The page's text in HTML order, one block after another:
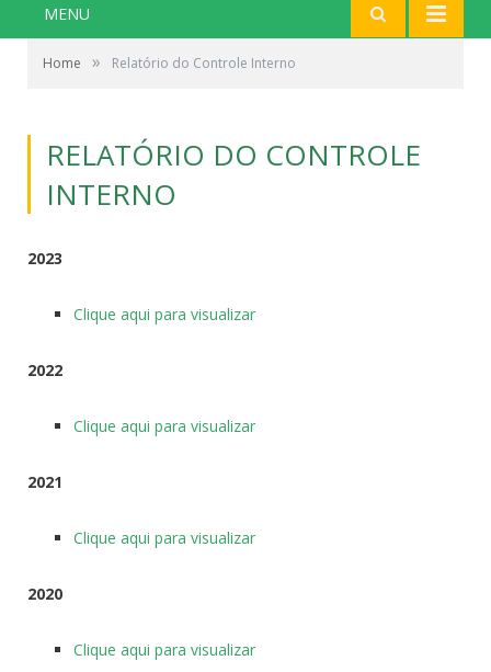
MENU
Home » Relatório do Controle Interno
RELATÓRIO DO CONTROLE
INTERNO
2023
Clique aqui para visualizar
2022
Clique aqui para visualizar
2021
Clique aqui para visualizar
2020
Clique aqui para visualizar